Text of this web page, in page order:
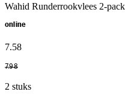
Wahid Runderrookvlees 2-pack
online
7.58
7.98
2 stuks